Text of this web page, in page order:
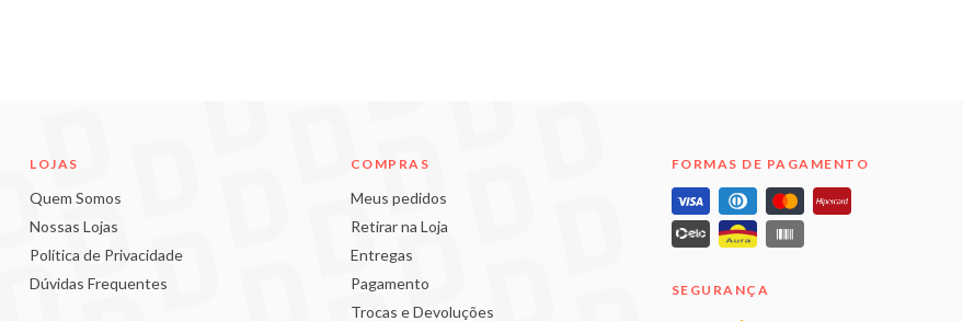
LOJAS
Quem Somos
Nossas Lojas
Política de Privacidade
Dúvidas Frequentes
COMPRAS
Meus pedidos
Retirar na Loja
Entregas
Pagamento
Trocas e Devoluções
FORMAS DE PAGAMENTO
SEGURANÇA